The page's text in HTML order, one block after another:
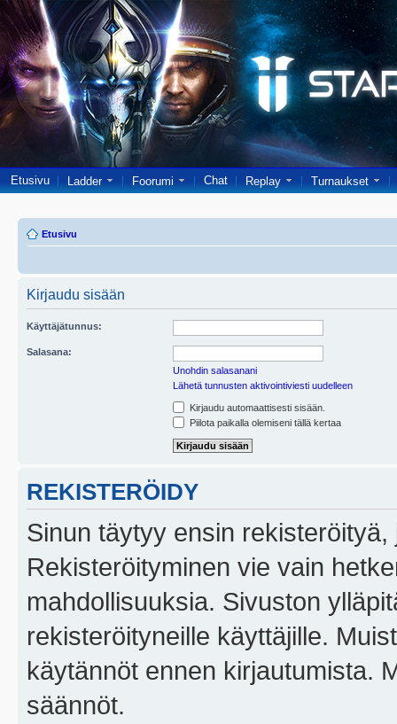
Etusivu Ladder Foorumi Chat Replay Turnaukset
Etusivu
Kirjaudu sisään
Käyttäjätunnus:
Salasana:
Unohdin salasanani
Lähetä tunnusten aktivointiviesti uudelleen
Kirjaudu automaattisesti sisään.
Piilota paikalla olemiseni tällä kertaa
REKISTERÖIDY
Sinun täytyy ensin
Rekisteröityminen vie vain
mahdollisuuksia. Sivuston
rekisteröityneille käyttäjille.
käytännöt ennen kirjautumista.
säännöt.